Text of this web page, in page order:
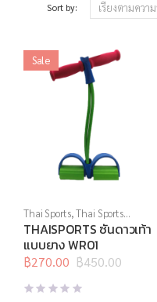
Sort by:
Sale
Thai Sports,Thai Sports
Brand,บริหารแกนกลางลำตัว,
ยางยืด,สร้างกล้ามเนื้อ,สินค้า
ล็อตสุดท้าย,อุปกรณ์บริหารกาย
อุปกรณ์ยืดเหยียด
THAISPORTS ซันดาวเท้า
แบบยาง WR01
฿450.00
Original
price
was:
฿270.00
Current
price
is: